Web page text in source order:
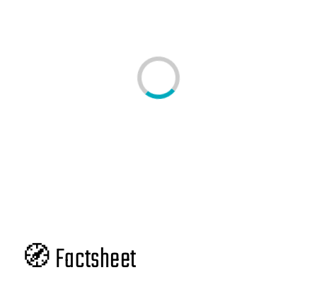
🧭 Factsheet